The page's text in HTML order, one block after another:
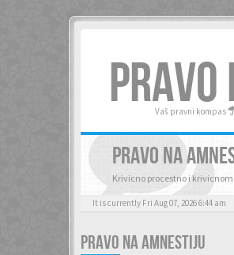
PRAVO
Vaš pravni kompas
PRAVO NA
Krivicno procestno i
It is currently Fri Aug 07, 2026 6:44 am
PRAVO NA AMNESTIJU